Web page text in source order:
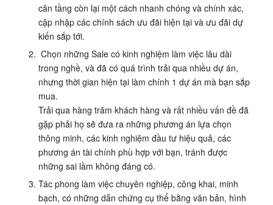
căn tầng còn lại một cách nhanh chóng và chính xác,
cập nhập các chính sách ưu đãi hiện tại và ưu đãi dự
kiến sắp tới.
Chọn những Sale có kinh nghiệm làm việc lâu dài
trong nghề, và đã có quá trình trải qua nhiều dự án,
nhưng thời gian hiện tại làm chính 1 dự án mà bạn sắp
mua.
Trải qua hàng trăm khách hàng và rất nhiều vấn đề đã
gặp phải họ sẽ đưa ra những phương án lựa chọn
thông minh, các kinh nghiệm đầu tư hiệu quả, các
phương án tài chính phù hợp với bạn, tránh được
những sai lầm không đáng có.
Tác phong làm việc chuyên nghiệp, công khai, minh
bạch, có những dẫn chứng cụ thể bằng văn bản, hình